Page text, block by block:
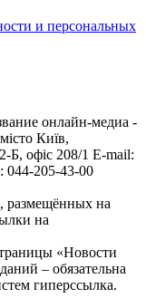
и персональных
онлайн-медиа -
Київ,
офіс 208/1 E-mail:
044-205-43-00
размещённых на
на
«Новости
– обязательна
гиперссылка.